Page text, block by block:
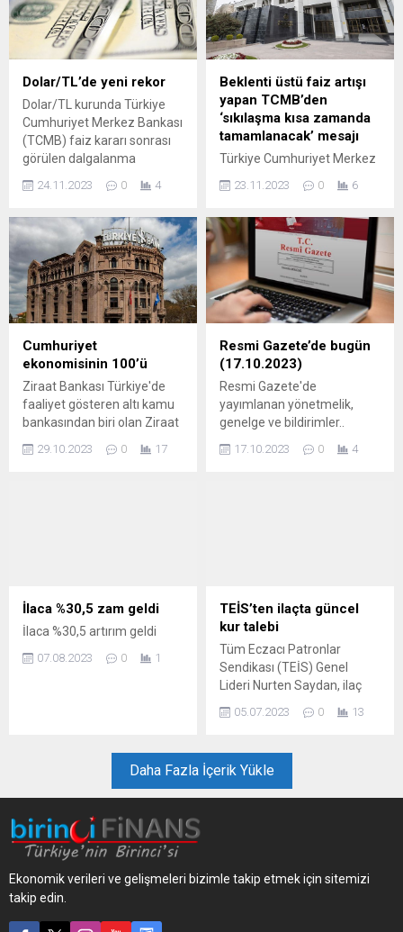
Dolar/TL’de yeni rekor
Dolar/TL kurunda Türkiye
Cumhuriyet Merkez Bankası
(TCMB) faiz kararı sonrası
görülen dalgalanma
sonrasında haftanın son
süreç gününde yeni rekor
24.11.2023 0 4
Beklenti üstü faiz artışı
yapan TCMB’den
‘sıkılaşma kısa zamanda
tamamlanacak’ mesajı
Türkiye Cumhuriyet Merkez
Bankası (TCMB) siyaset
faizini piyasa beklentilerinin
artışla yüzde 40 düzeyine
çıkardı. Böylece siyaset
faizinde yıllık bileşik faiz
yüzde 49 düzeyine
yükselirken piyasanın 12 ay
sonrası için...
23.11.2023 0 6
Cumhuriyet
ekonomisinin 100’ü
Ziraat Bankası Türkiye'de
faaliyet gösteren altı kamu
bankasından biri olan Ziraat
Osmanlı Devleti devrinde
29.10.2023 0 17
Resmi Gazete’de bugün
(17.10.2023)
Resmi Gazete'de
yayımlanan yönetmelik,
genelge ve bildirimler..
17.10.2023 0 4
İlaca %30,5 zam geldi
İlaca %30,5 artırım geldi
07.08.2023 0 1
TEİS’ten ilaçta güncel
kur talebi
Tüm Eczacı Patronlar
Sendikası (TEİS) Genel
Lideri Nurten Saydan, ilaç
fiyatlandırmasında dikkate
alınan euro kurunun
düzeyine yükseltilmesini
talep etti.
05.07.2023 0 13
Daha Fazla İçerik Yükle
Ekonomik verileri ve gelişmeleri bizimle takip etmek için sitemizi
takip edin.